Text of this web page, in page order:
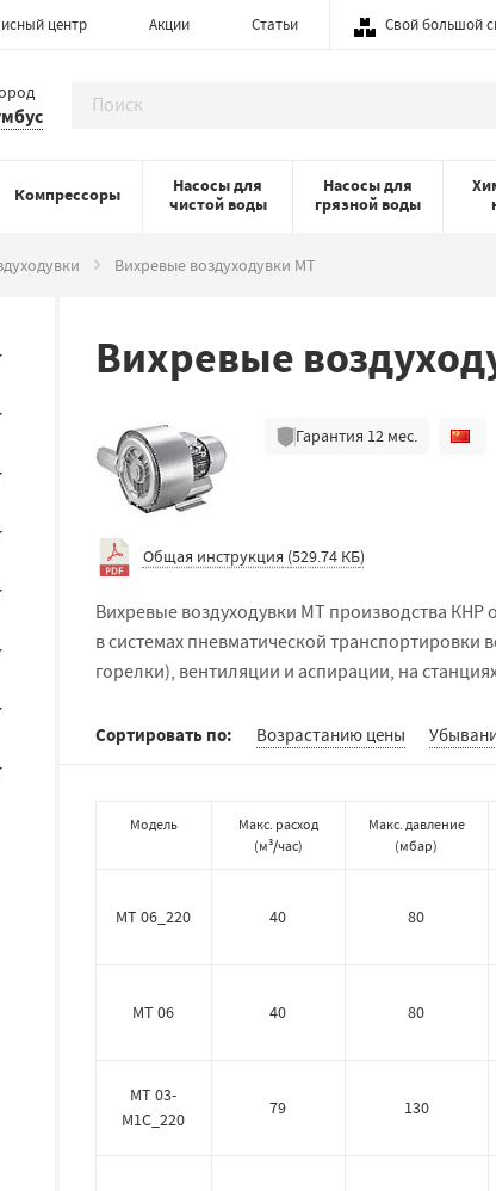
центр Акции Статьи Свой большой
Компрессоры
Насосы для
чистой воды
Насосы для
грязной воды
Вихревые воздуходувки MT
Вихревые
Гарантия 12 мес.
Общая инструкция (529.74 КБ)
Вихревые воздуходувки МТ производства
в системах пневматической транспортировки
горелки), вентиляции и аспирации, на
Сортировать по: Возрастанию цены
Модель
Макс. расход
(м³/час)
Макс. давление
(мбар)
MT 06_220 40 80
MT 06 40 80
MT 03-
M1C_220
79 130